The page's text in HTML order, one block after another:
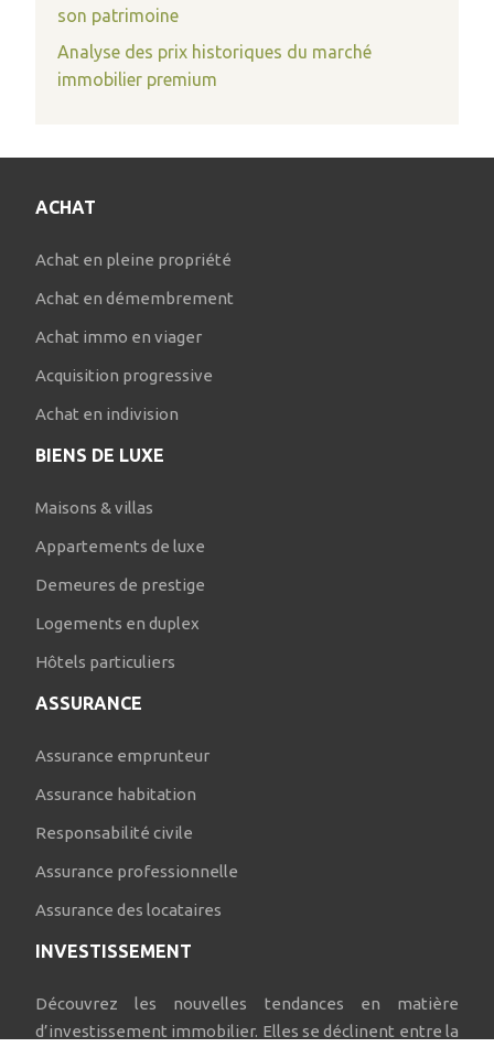
son patrimoine
Analyse des prix historiques du marché
immobilier premium
ACHAT
Achat en pleine propriété
Achat en démembrement
Achat immo en viager
Acquisition progressive
Achat en indivision
BIENS DE LUXE
Maisons & villas
Appartements de luxe
Demeures de prestige
Logements en duplex
Hôtels particuliers
ASSURANCE
Assurance emprunteur
Assurance habitation
Responsabilité civile
Assurance professionnelle
Assurance des locataires
INVESTISSEMENT
Découvrez les nouvelles tendances en matière
d’investissement immobilier. Elles se déclinent entre la